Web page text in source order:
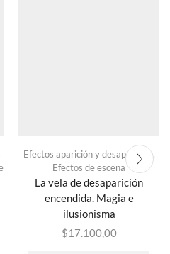
Efectos aparición y desaparición,
Efectos de escena
La vela de desaparición
encendida. Magia e
ilusionisma
$17.100,00